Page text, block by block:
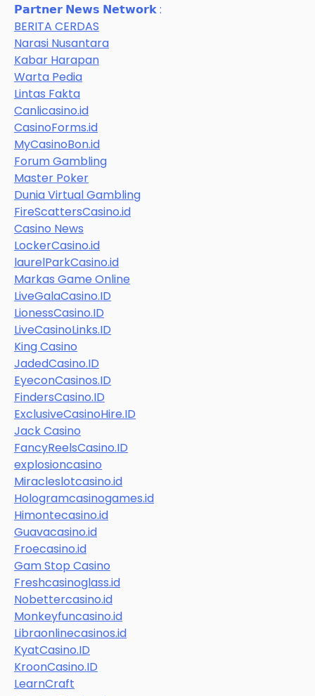
𝗣𝗮𝗿𝘁𝗻𝗲𝗿 𝗡𝗲𝘄𝘀 𝗡𝗲𝘁𝘄𝗼𝗿𝗸 :
BERITA CERDAS
Narasi Nusantara
Kabar Harapan
Warta Pedia
Lintas Fakta
Canlicasino.id
CasinoForms.id
MyCasinoBon.id
Forum Gambling
Master Poker
Dunia Virtual Gambling
FireScattersCasino.id
Casino News
LockerCasino.id
laurelParkCasino.id
Markas Game Online
LiveGalaCasino.ID
LionessCasino.ID
LiveCasinoLinks.ID
King Casino
JadedCasino.ID
EyeconCasinos.ID
FindersCasino.ID
ExclusiveCasinoHire.ID
Jack Casino
FancyReelsCasino.ID
explosioncasino
Miracleslotcasino.id
Hologramcasinogames.id
Himontecasino.id
Guavacasino.id
Froecasino.id
Gam Stop Casino
Freshcasinoglass.id
Nobettercasino.id
Monkeyfuncasino.id
Libraonlinecasinos.id
KyatCasino.ID
KroonCasino.ID
LearnCraft